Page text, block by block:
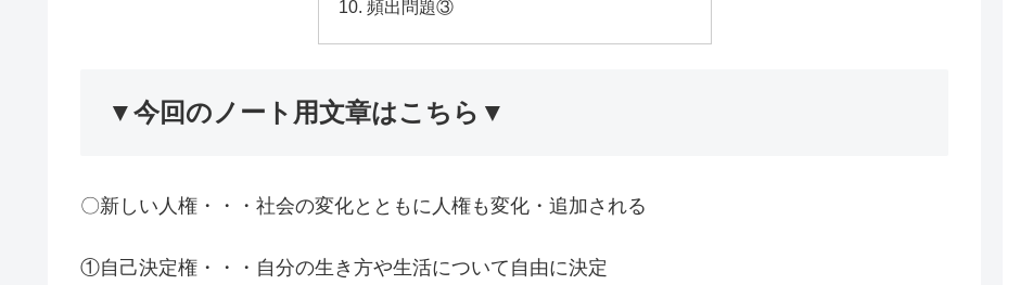
頻出問題③
▼今回のノート用文章はこちら▼
〇新しい人権・・・社会の変化とともに人権も変化・追加される
①自己決定権・・・自分の生き方や生活について自由に決定